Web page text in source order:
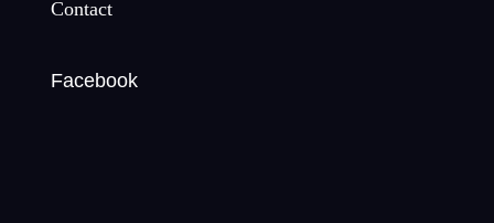
Contact
Facebook